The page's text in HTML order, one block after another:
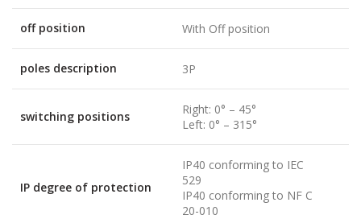
off position With Off position
poles description 3P
switching positions
Right: 0° – 45°
Left: 0° – 315°
IP degree of protection
IP40 conforming to IEC
529
IP40 conforming to NF C
20-010